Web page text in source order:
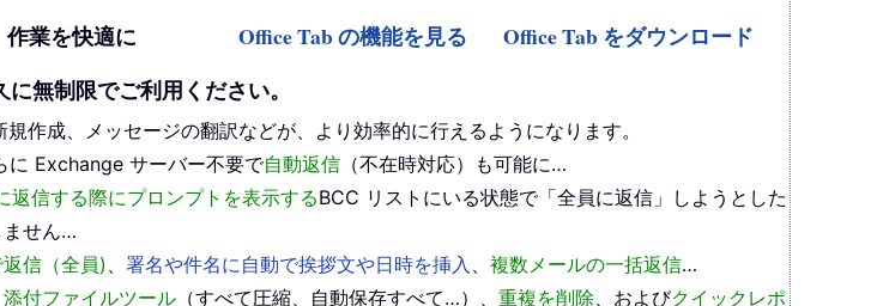
業を快適に Office Tab の機能を見る
Office Tab をダウンロード
無制限でご利用ください。
作成、メッセージの翻訳などが、より効率的に行えるようになります。
に Exchange サーバー不要で自動返信 （不在時対応）も可能に…
返信する際にプロンプトを表示するBCC リストにいる状態で「全員に返信」しようとした
ません…
信（全員) 、 署名や件名に自動で挨拶文や日時を挿入 、 複数メールの一括返信…
添付ファイルツール （すべて圧縮、自動保存すべて…）、 重複を削除、およびクイックレポ